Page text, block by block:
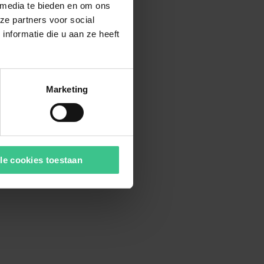
te bieden en om ons
partners voor social
die u aan ze heeft
Marketing
cookies toestaan